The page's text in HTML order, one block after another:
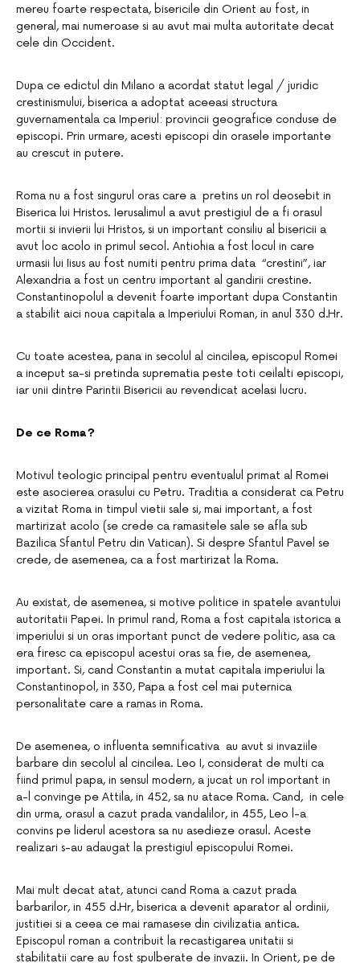
mereu foarte respectata, bisericile din Orient au fost, in
general, mai numeroase si au avut mai multa autoritate decat
cele din Occident.
Dupa ce edictul din Milano a acordat statut legal / juridic
crestinismului, biserica a adoptat aceeasi structura
guvernamentala ca Imperiul: provincii geografice conduse de
episcopi. Prin urmare, acesti episcopi din orasele importante
au crescut in putere.
Roma nu a fost singurul oras care a pretins un rol deosebit in
Biserica lui Hristos. Ierusalimul a avut prestigiul de a fi orasul
mortii si invierii lui Hristos, si un important consiliu al bisericii a
avut loc acolo in primul secol. Antiohia a fost locul in care
urmasii lui Iisus au fost numiti pentru prima data “crestini”, iar
Alexandria a fost un centru important al gandirii crestine.
Constantinopolul a devenit foarte important dupa Constantin
a stabilit aici noua capitala a Imperiului Roman, in anul 330 d.Hr.
Cu toate acestea, pana in secolul al cincilea, episcopul Romei
a inceput sa-si pretinda suprematia peste toti ceilalti episcopi,
iar unii dintre Parintii Bisericii au revendicat acelasi lucru.
De ce Roma?
Motivul teologic principal pentru eventualul primat al Romei
este asocierea orasului cu Petru. Traditia a considerat ca Petru
a vizitat Roma in timpul vietii sale si, mai important, a fost
martirizat acolo (se crede ca ramasitele sale se afla sub
Bazilica Sfantul Petru din Vatican). Si despre Sfantul Pavel se
crede, de asemenea, ca a fost martirizat la Roma.
Au existat, de asemenea, si motive politice in spatele avantului
autoritatii Papei. In primul rand, Roma a fost capitala istorica a
imperiului si un oras important punct de vedere politic, asa ca
era firesc ca episcopul acestui oras sa fie, de asemenea,
important. Si, cand Constantin a mutat capitala imperiului la
Constantinopol, in 330, Papa a fost cel mai puternica
personalitate care a ramas in Roma.
De asemenea, o influenta semnificativa au avut si invaziile
barbare din secolul al cincilea. Leo I, considerat de multi ca
fiind primul papa, in sensul modern, a jucat un rol important in
a-l convinge pe Attila, in 452, sa nu atace Roma. Cand, in cele
din urma, orasul a cazut prada vandalilor, in 455, Leo l-a
convins pe liderul acestora sa nu asedieze orasul. Aceste
realizari s-au adaugat la prestigiul episcopului Romei.
Mai mult decat atat, atunci cand Roma a cazut prada
barbarilor, in 455 d.Hr, biserica a devenit aparator al ordinii,
justitiei si a ceea ce mai ramasese din civilizatia antica.
Episcopul roman a contribuit la recastigarea unitatii si
stabilitatii care au fost spulberate de invazii. In Orient, pe de